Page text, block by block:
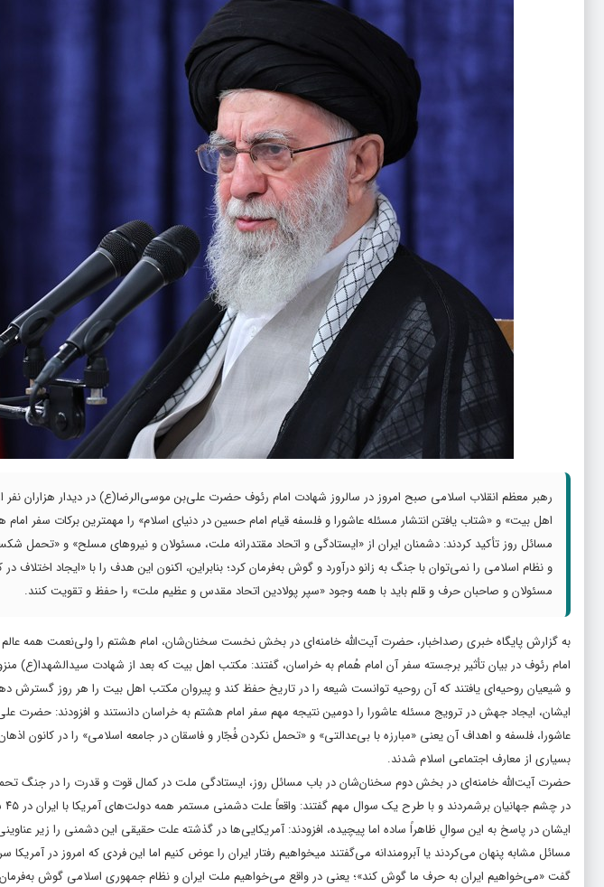
رهبر معظم انقلاب اسلامی صبح امروز در سالروز شهادت امام‌ رئوف حضرت علی‌بن‌ موسی‌الرضا(ع) در دیدار هزاران نفر
اهل بیت» و «شتاب یافتن انتشار مسئله عاشورا و فلسفه قیام امام حسین در دنیای اسلام» را مهمترین برکات سفر
مسائل روز تأکید کردند: دشمنان ایران از «ایستادگی و اتحاد مقتدرانه ملت، مسئولان و نیروهای مسلح» و
و نظام اسلامی را نمی‌توان با جنگ به زانو درآورد و گوش به‌فرمان کرد؛ بنابراین، اکنون این هدف را با «ایجاد اختلاف
مسئولان و صاحبان حرف و قلم باید با همه وجود «سپر پولادین اتحاد مقدس و عظیم ملت» را حفظ و تقویت کنند.
به گزارش پایگاه خبری رصداخبار، حضرت آیت‌الله خامنه‌ای در بخش نخست سخنان‌شان، امام هشتم را ولی‌نعمت همه
امام رئوف در بیان تأثیر برجسته سفر آن امام هُمام به خراسان، گفتند: مکتب اهل بیت که بعد از شهادت سیدالشهدا(ع)
و شیعیان روحیه‌ای یافتند که آن روحیه توانست شیعه را در تاریخ حفظ کند و پیروان مکتب اهل بیت را هر روز گسترش
ایشان، ایجاد جهش در ترویج مسئله عاشورا را دومین نتیجه مهم سفر امام هشتم به خراسان دانستند و افزودند: حضرت
عاشورا، فلسفه و اهداف آن یعنی «مبارزه با بی‌عدالتی» و «تحمل نکردن فُجّار و فاسقان در جامعه اسلامی» را در کانون
بسیاری از معارف اجتماعی اسلام شدند.
حضرت آیت‌الله خامنه‌ای در بخش دوم سخنان‌شان در باب مسائل روز، ایستادگی ملت در کمال قوت و قدرت را در جنگ
در چشم جهانیان برشمردند و با طرح یک سوال مهم گفتند: واقعاً علت دشمنی مستمر همه دولت‌های آمریکا با ایران در ۴۵ سال اخیر چیست؟
ایشان در پاسخ به این سوالِ ظاهراً ساده اما پیچیده، افزودند: آمریکایی‌ها در گذشته علت حقیقی این دشمنی را زیر
مسائل مشابه پنهان می‌کردند یا آبرومندانه می‌گفتند میخواهیم رفتار ایران را عوض کنیم اما این فردی که امروز در
گفت «می‌خواهیم ایران به حرف ما گوش کند»؛ یعنی در واقع می‌خواهیم ملت ایران و نظام جمهوری اسلامی گوش